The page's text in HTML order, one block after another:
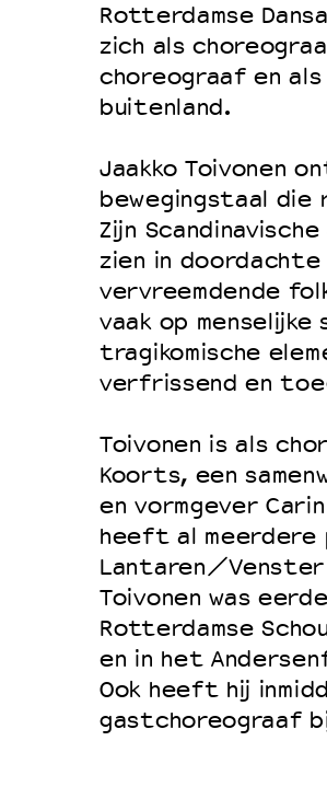
Werken bij
Wie is wie
Word vriend
Partners
Huisregels
Privacyverklaring
Integriteits- en
Duurzaamheid
Culturele boycot
Ruimte voor
Rotterdamse
zich als
choreograaf en
buitenland.
Jaakko Toivonen
bewegingstaal die
Zijn
zien in doordachte
vervreemdende
vaak op
tragikomische
verfrissend en
Toivonen is als
Koorts, een
en vormgever
heeft al meerdere
Lantaren/Venster
Toivonen was
Rotterdamse
en in het
Ook heeft hij
gastchoreograaf